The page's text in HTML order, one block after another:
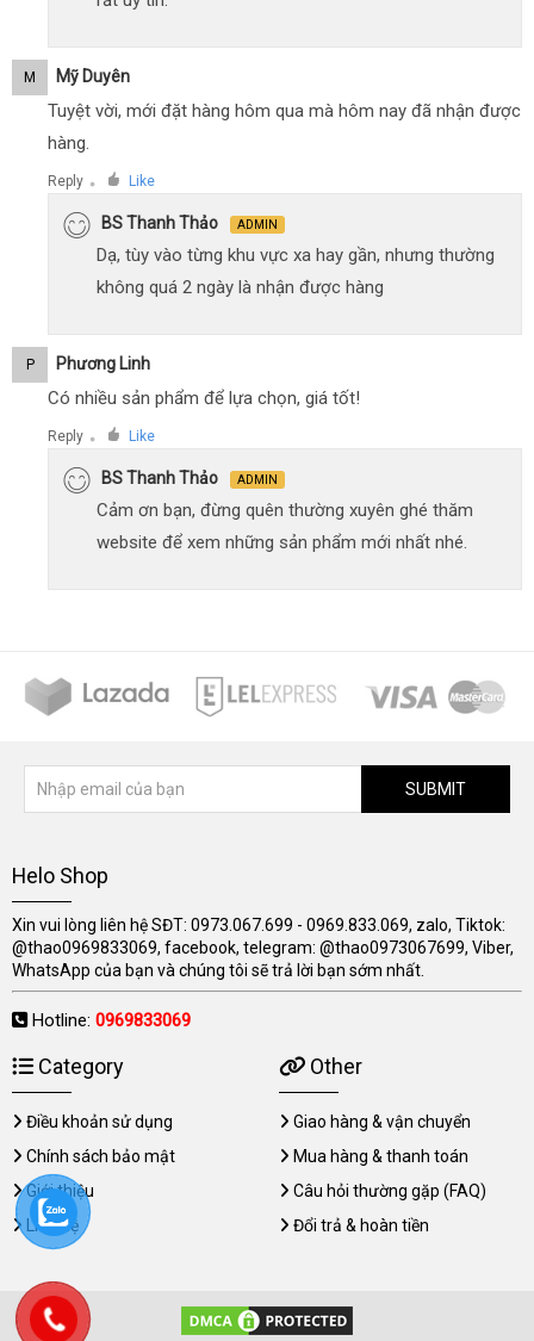
M Mỹ Duyên
Tuyệt vời, mới đặt hàng hôm qua mà hôm nay đã nhận được
hàng.
Reply ● Like
BS Thanh Thảo ADMIN
Dạ, tùy vào từng khu vực xa hay gần, nhưng thường
không quá 2 ngày là nhận được hàng
P Phương Linh
Có nhiều sản phẩm để lựa chọn, giá tốt!
Reply ● Like
BS Thanh Thảo ADMIN
Cảm ơn bạn, đừng quên thường xuyên ghé thăm
website để xem những sản phẩm mới nhất nhé.
SUBMIT
Helo Shop
Xin vui lòng liên hệ SĐT: 0973.067.699 - 0969.833.069, zalo, Tiktok:
@thao0969833069, facebook, telegram: @thao0973067699, Viber,
WhatsApp của bạn và chúng tôi sẽ trả lời bạn sớm nhất.
Hotline: 0969833069
Category
Điều khoản sử dụng
Chính sách bảo mật
Giới thiệu
Liên hệ
Other
Giao hàng & vận chuyển
Mua hàng & thanh toán
Câu hỏi thường gặp (FAQ)
Đổi trả & hoàn tiền